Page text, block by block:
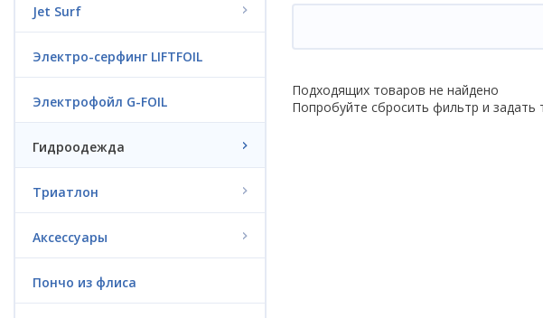
Jet Surf
Электро-серфинг LIFTFOIL
Электрофойл G-FOIL
Гидроодежда
Триатлон
Аксессуары
Пончо из флиса
Подходящих товаров не найдено
Попробуйте сбросить фильтр и задать